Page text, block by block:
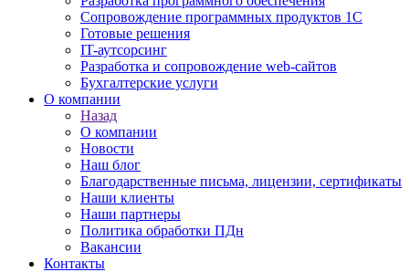
Сопровождение программных продуктов 1С
Готовые решения
IT-аутсорсинг
Разработка и сопровождение web-сайтов
Бухгалтерские услуги
О компании
Назад
О компании
Новости
Наш блог
Благодарственные письма, лицензии, сертификаты
Наши клиенты
Наши партнеры
Политика обработки ПДн
Вакансии
Контакты